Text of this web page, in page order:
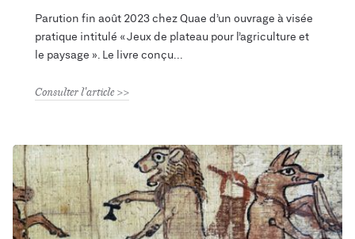
Parution fin août 2023 chez Quae d’un ouvrage à visée
pratique intitulé « Jeux de plateau pour l’agriculture et
le paysage ». Le livre conçu
Consulter l'article